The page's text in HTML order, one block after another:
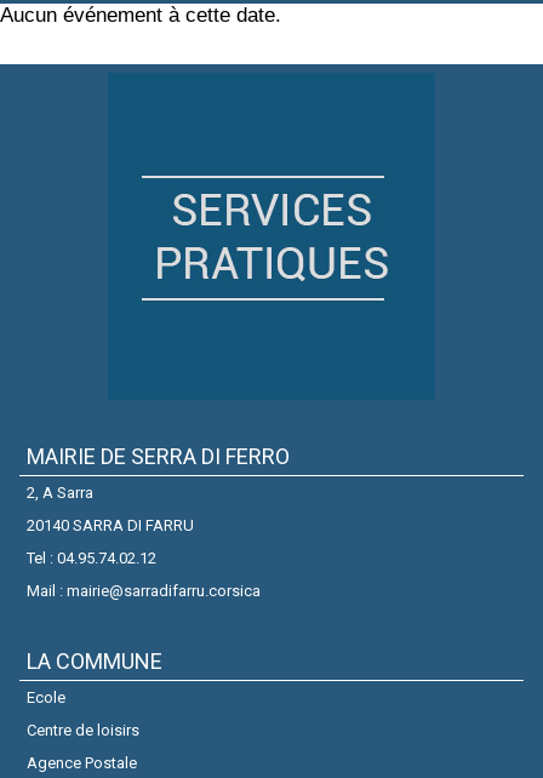
Aucun événement à cette date.
MAIRIE DE SERRA DI FERRO
2, A Sarra
20140 SARRA DI FARRU
Tel : 04.95.74.02.12
Mail : mairie@sarradifarru.corsica
LA COMMUNE
Ecole
Centre de loisirs
Agence Postale